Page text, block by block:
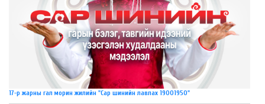
17-р жарны гал морин жилийн "Сар шинийн лавлах 19001950"